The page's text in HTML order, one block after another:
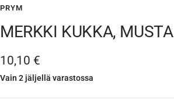
PRYM
MERKKI KUKKA, MUSTA
Alennushinta
10,10 €
Vain 2 jäljellä varastossa